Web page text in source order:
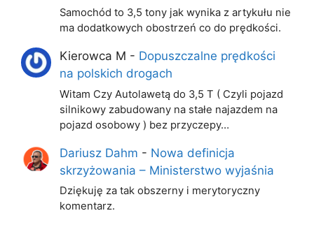
Samochód to 3,5 tony jak wynika z artykułu nie
ma dodatkowych obostrzeń co do prędkości.
Kierowca M - Dopuszczalne prędkości
na polskich drogach
Witam Czy Autolawetą do 3,5 T ( Czyli pojazd
silnikowy zabudowany na stałe najazdem na
pojazd osobowy ) bez przyczepy…
Dariusz Dahm - Nowa definicja
skrzyżowania – Ministerstwo wyjaśnia
Dziękuję za tak obszerny i merytoryczny
komentarz.